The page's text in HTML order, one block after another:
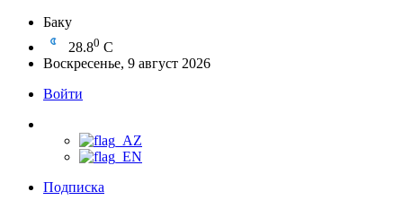
Баку
28.80 C
Воскресенье, 9 август 2026
Войти
Подписка